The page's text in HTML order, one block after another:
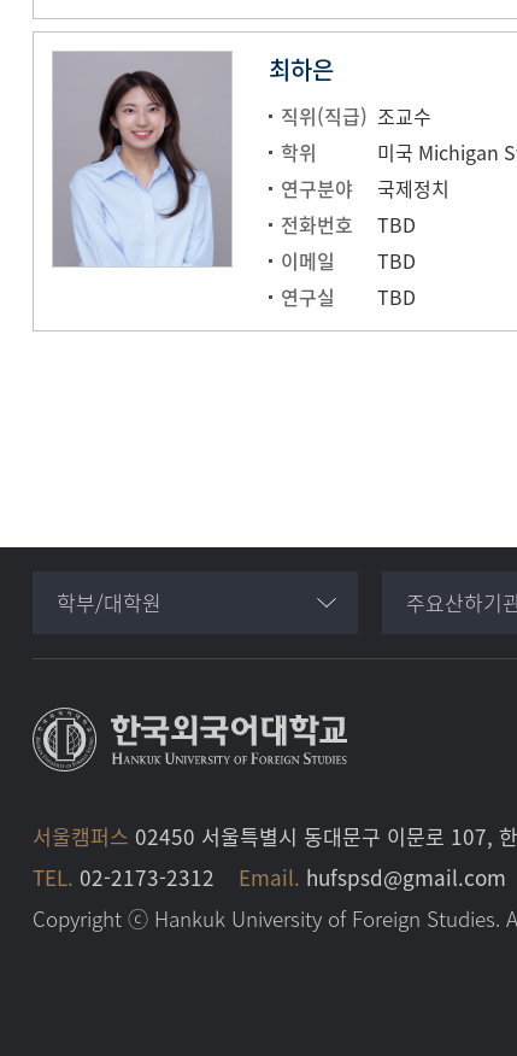
최하은
직위(직급) 조교수
학위
연구분야
국제정치
전화번호
TBD
이메일
TBD
연구실
TBD
학부/대학원 주요산하기
서울캠퍼스 02450 서울특별시 동대문구 이문로 107,
TEL. 02-2173-2312 Email. hufspsd@gmail.com
Copyright ⓒ Hankuk University of Foreign Studies.